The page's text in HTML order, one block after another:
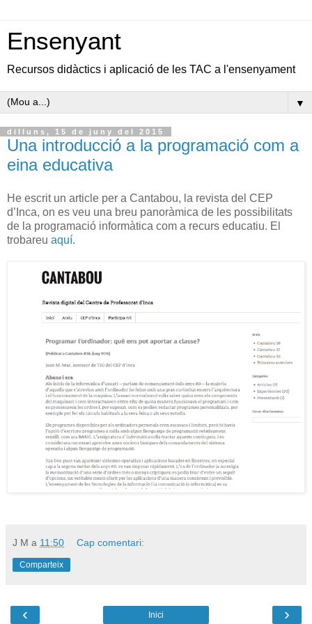
Ensenyant
Recursos didàctics i aplicació de les TAC a l'ensenyament
▼
dilluns, 15 de juny del 2015
Una introducció a la programació com a
eina educativa
He escrit un article per a Cantabou, la revista del CEP
d’Inca, on es veu una breu panoràmica de les possibilitats
de la programació informàtica com a recurs educatiu. El
trobareu aquí.
J M a 11:50 Cap comentari:
Comparteix
‹ ›
Inici